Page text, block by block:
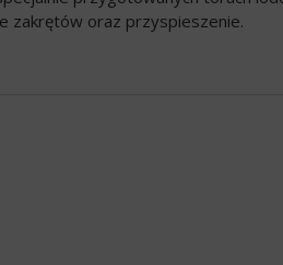
zakrętów oraz przyspieszenie.